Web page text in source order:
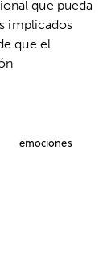
que pueda
implicados
que el
emociones